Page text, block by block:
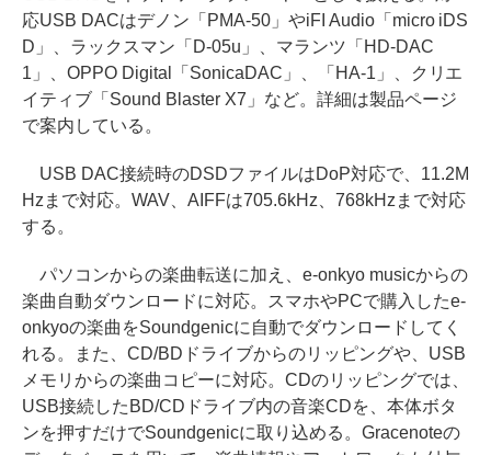
応USB DACはデノン「PMA-50」やiFI Audio「micro iDS
D」、ラックスマン「D-05u」、マランツ「HD-DAC
1」、OPPO Digital「SonicaDAC」、「HA-1」、クリエ
イティブ「Sound Blaster X7」など。詳細は製品ページ
で案内している。
USB DAC接続時のDSDファイルはDoP対応で、11.2M
Hzまで対応。WAV、AIFFは705.6kHz、768kHzまで対応
する。
パソコンからの楽曲転送に加え、e-onkyo musicからの
楽曲自動ダウンロードに対応。スマホやPCで購入したe-
onkyoの楽曲をSoundgenicに自動でダウンロードしてく
れる。また、CD/BDドライブからのリッピングや、USB
メモリからの楽曲コピーに対応。CDのリッピングでは、
USB接続したBD/CDドライブ内の音楽CDを、本体ボタ
ンを押すだけでSoundgenicに取り込める。Gracenoteの